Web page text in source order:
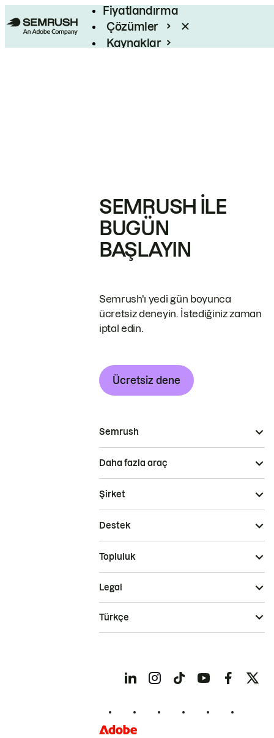
Fiyatlandırma
Çözümler
Kaynaklar
SEMRUSH ILE
BUGÜN
BAŞLAYIN
Semrush'ı yedi gün boyunca
ücretsiz deneyin. İstediğiniz zaman
iptal edin.
Ücretsiz dene
Semrush
Daha fazla araç
Şirket
Destek
Topluluk
Legal
Türkçe